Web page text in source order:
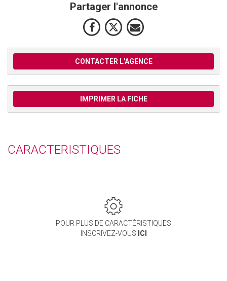
Partager l'annonce
CONTACTER L'AGENCE
IMPRIMER LA FICHE
CARACTERISTIQUES
POUR PLUS DE CARACTÉRISTIQUES
INSCRIVEZ-VOUS ICI